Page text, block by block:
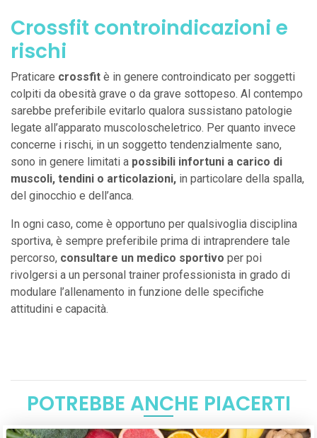
Crossfit controindicazioni e
rischi
Praticare crossfit è in genere controindicato per soggetti
colpiti da obesità grave o da grave sottopeso. Al contempo
sarebbe preferibile evitarlo qualora sussistano patologie
legate all’apparato muscoloscheletrico. Per quanto invece
concerne i rischi, in un soggetto tendenzialmente sano,
sono in genere limitati a possibili infortuni a carico di
muscoli, tendini o articolazioni, in particolare della spalla,
del ginocchio e dell’anca.
In ogni caso, come è opportuno per qualsivoglia disciplina
sportiva, è sempre preferibile prima di intraprendere tale
percorso, consultare un medico sportivo per poi
rivolgersi a un personal trainer professionista in grado di
modulare l’allenamento in funzione delle specifiche
attitudini e capacità.
POTREBBE ANCHE PIACERTI